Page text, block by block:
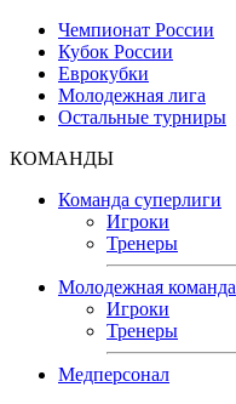
Чемпионат России
Кубок России
Еврокубки
Молодежная лига
Остальные турниры
КОМАНДЫ
Команда суперлиги
Игроки
Тренеры
Молодежная команда
Игроки
Тренеры
Медперсонал